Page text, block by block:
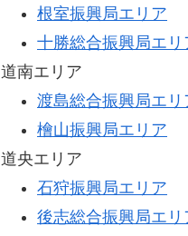
根室振興局エリア
十勝総合振興局エリ
道南エリア
渡島総合振興局エリ
檜山振興局エリア
道央エリア
石狩振興局エリア
後志総合振興局エリ